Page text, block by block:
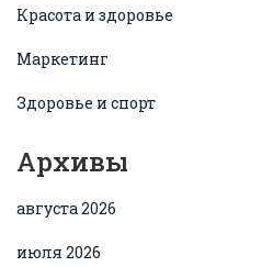
Красота и здоровье
Маркетинг
Здоровье и спорт
Архивы
августа 2026
июля 2026